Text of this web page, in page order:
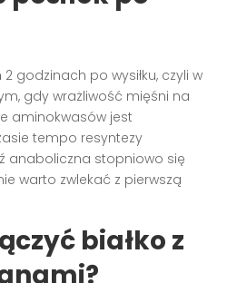
godzinach po wysiłku, czyli w
gdy wrażliwość mięśni na
aminokwasów jest
tempo resyntezy
anaboliczna stopniowo się
warto zwlekać z pierwszą
białko z